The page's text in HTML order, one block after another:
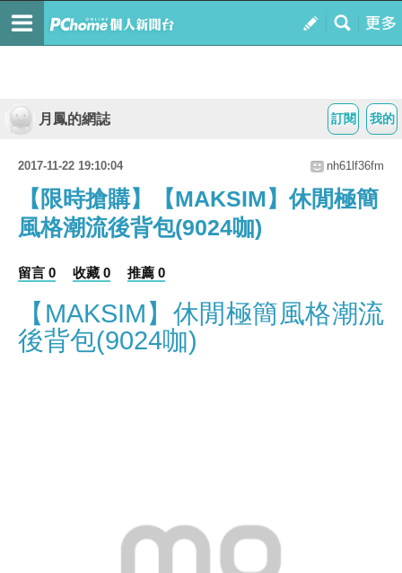
我的
訂閱
月鳳的網誌
2017-11-22 19:10:04 nh61lf36fm
【限時搶購】【MAKSIM】休閒極簡
風格潮流後背包(9024咖)
留言 0 收藏 0 推薦 0
【MAKSIM】休閒極簡風格潮流
後背包(9024咖)